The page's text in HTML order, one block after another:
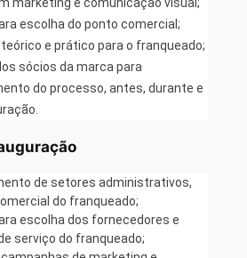
escolha do ponto comercial;
e prático para o franqueado;
sócios da marca para
do processo, antes, durante e
de setores administrativos,
do franqueado;
escolha dos fornecedores e
serviço do franqueado;